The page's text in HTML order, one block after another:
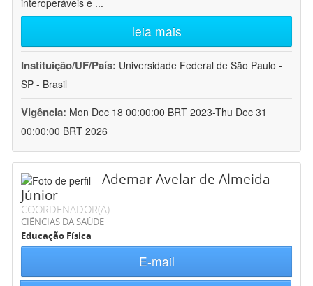
interoperáveis e ...
leia mais
Instituição/UF/País: Universidade Federal de São Paulo -
SP - Brasil
Vigência: Mon Dec 18 00:00:00 BRT 2023-Thu Dec 31
00:00:00 BRT 2026
Ademar Avelar de Almeida
Júnior
COORDENADOR(A)
CIÊNCIAS DA SAÚDE
Educação Física
E-mail